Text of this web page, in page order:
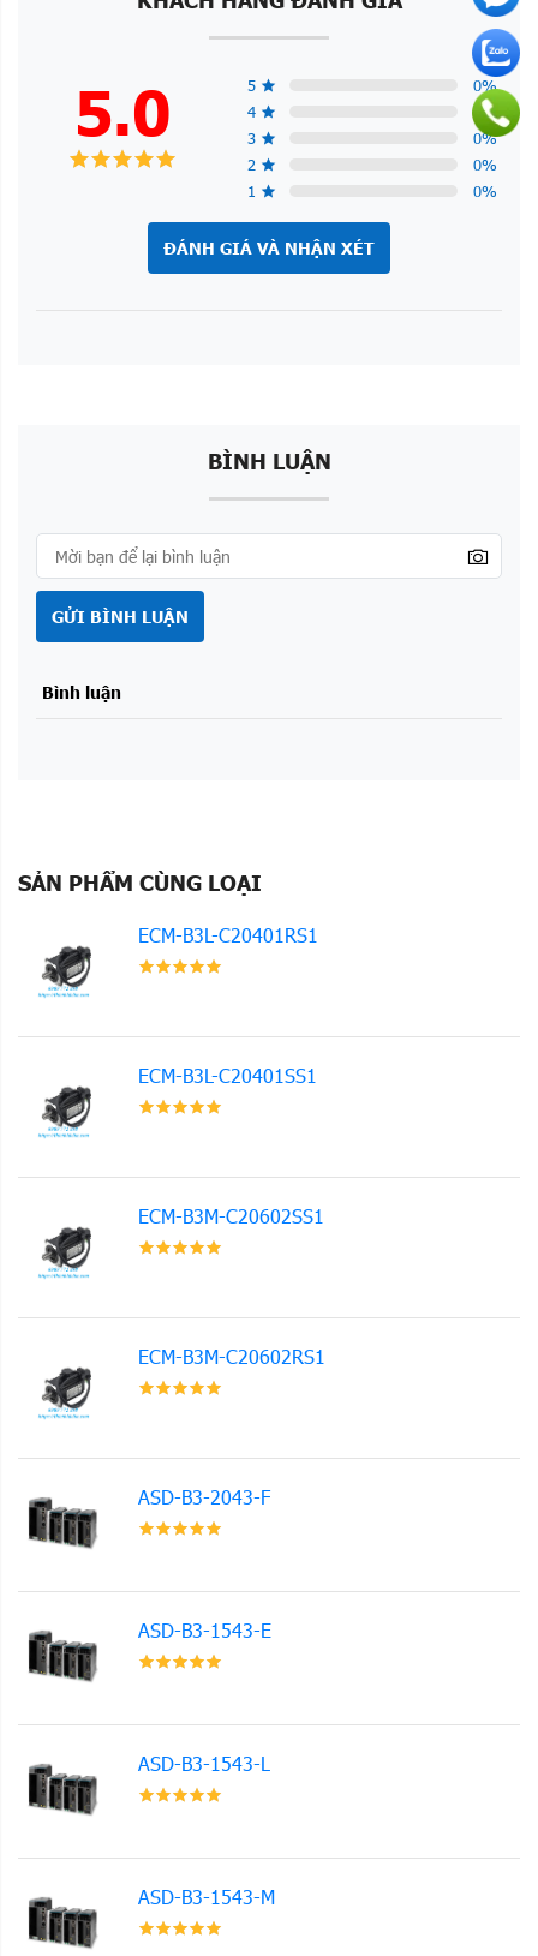
5.0 5 0%
4
0%
3
0%
2
0%
1
0%
ĐÁNH GIÁ VÀ NHẬN XÉT
BÌNH LUẬN
GỬI BÌNH LUẬN
Bình luận
SẢN PHẨM CÙNG LOẠI
ECM-B3L-C20401RS1
ECM-B3L-C20401SS1
ECM-B3M-C20602SS1
ECM-B3M-C20602RS1
ASD-B3-2043-F
ASD-B3-1543-E
ASD-B3-1543-L
ASD-B3-1543-M